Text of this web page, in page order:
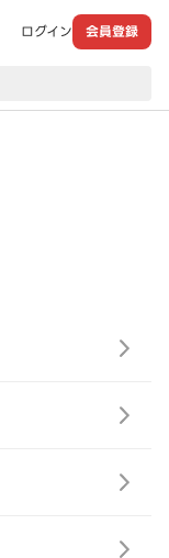
ログイン 会員登録